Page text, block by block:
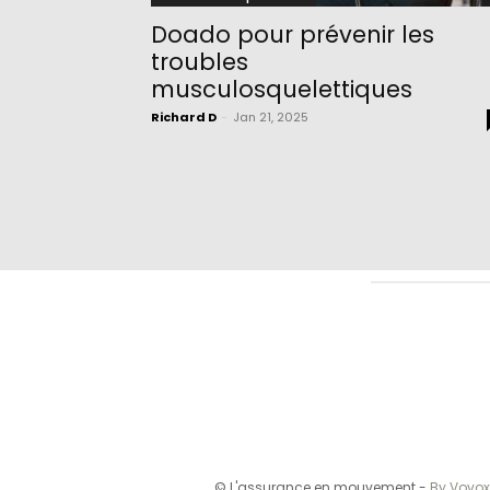
Doado pour prévenir les
troubles
musculosquelettiques
Richard D Jan 21, 2025